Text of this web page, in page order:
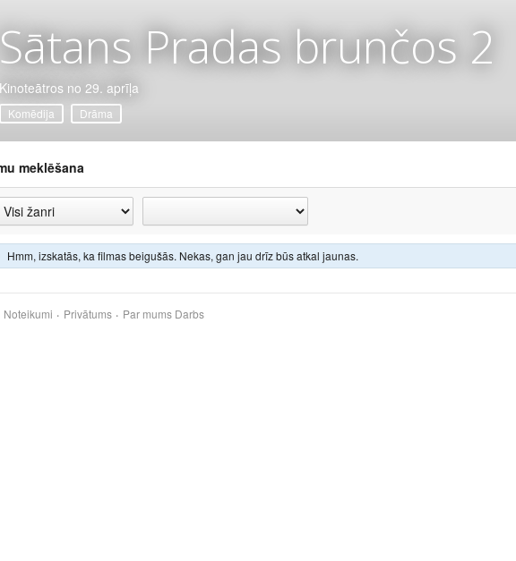
Sātans Pradas brunčos 2
Kinoteātros no 29. aprīļa
Komēdija Drāma
meklēšana
Hmm, izskatās, ka filmas beigušās. Nekas, gan jau drīz būs atkal jaunas.
Noteikumi Privātums Par mums Darbs